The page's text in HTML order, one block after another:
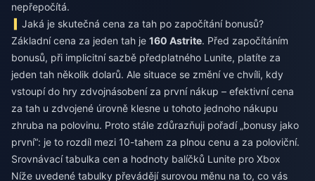
nepřepočítá.
Jaká je skutečná cena za tah po započítání bonusů?
Základní cena za jeden tah je 160 Astrite. Před započítáním
bonusů, při implicitní sazbě předplatného Lunite, platíte za
jeden tah několik dolarů. Ale situace se změní ve chvíli, kdy
vstoupí do hry zdvojnásobení za první nákup – efektivní cena
za tah u zdvojené úrovně klesne u tohoto jednoho nákupu
zhruba na polovinu. Proto stále zdůrazňuji pořadí „bonusy jako
první“: je to rozdíl mezi 10-tahem za plnou cenu a za poloviční.
Srovnávací tabulka cen a hodnoty balíčků Lunite pro Xbox
Níže uvedené tabulky převádějí surovou měnu na to, co vás